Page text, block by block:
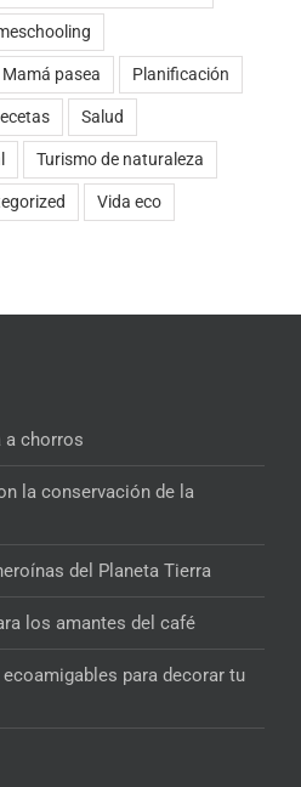
Mamá pasea Planificación
Salud
Turismo de naturaleza
Vida eco
a chorros
la conservación de la
del Planeta Tierra
los amantes del café
para decorar tu